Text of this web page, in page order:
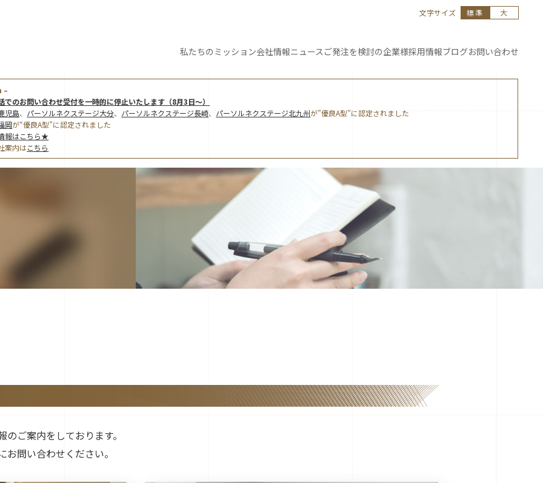
私たちの ミッション会社情報ニュース ご発注を検討の企業様採用情報ブログお問い合わせ
文字サイズ 標準 大
–
でのお問い合わせ受付を一時的に停止いたします（8月3日～）
児島、 パーソルネクステージ大分、 パーソルネクステージ長崎、 パーソルネクステージ北九州が”優良A型”に認定されました
岡が“優良A型”に認定されました
報はこちら★
案内はこちら
ご案内をしております。
問い合わせください。